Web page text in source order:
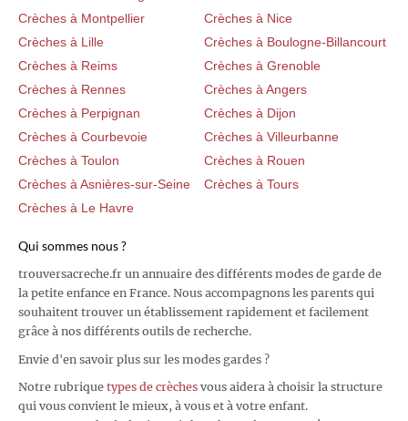
Crèches à Montpellier
Crèches à Nice
Crèches à Lille
Crèches à Boulogne-Billancourt
Crèches à Reims
Crèches à Grenoble
Crèches à Rennes
Crèches à Angers
Crèches à Perpignan
Crèches à Dijon
Crèches à Courbevoie
Crèches à Villeurbanne
Crèches à Toulon
Crèches à Rouen
Crèches à Asnières-sur-Seine
Crèches à Tours
Crèches à Le Havre
Qui sommes nous ?
trouversacreche.fr un annuaire des différents modes de garde de
la petite enfance en France. Nous accompagnons les parents qui
souhaitent trouver un établissement rapidement et facilement
grâce à nos différents outils de recherche.
Envie d'en savoir plus sur les modes gardes ?
Notre rubrique types de crèches vous aidera à choisir la structure
qui vous convient le mieux, à vous et à votre enfant.